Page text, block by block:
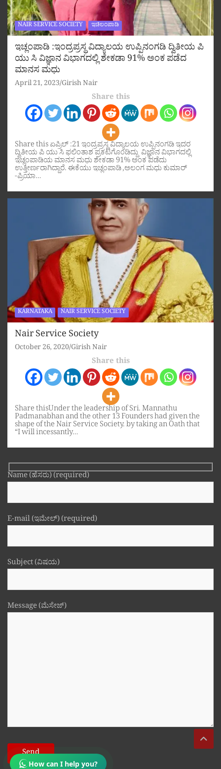
NAIR SERVICE SOCIETY ಇಚಿಲಂಪಾಡಿ
ಇಚ್ಲಂಪಾಡಿ :ಇಂದ್ರಪ್ರಸ್ಥ ವಿದ್ಯಾಲಯ ಉಪ್ಪಿನಂಗಡಿ ದ್ವಿತೀಯ ಪಿ
ಯು ಸಿ ವಿಜ್ಞಾನ ವಿಭಾಗದಲ್ಲಿ ಶೇಕಡಾ 91% ಅಂಕ ಪಡೆದ
ಮಾನಸ ಮಧು
April 21, 2023 Girish Nair
Share this
Share this ಏಪ್ರಿಲ್ :21 ಇಂದ್ರಪ್ರಸ್ಥ ವಿದ್ಯಾಲಯ ಉಪ್ಪಿನಂಗಡಿ ಇದರ
ದ್ವಿತೀಯ ಪಿ ಯು ಸಿ ಫಲಿಂತಾಶ ಪ್ರಕಟಗೊಂಡಿದ್ದು ವಿಜ್ಞಾನ ವಿಭಾಗದಲ್ಲಿ
ಇಚ್ಲಂಪಾಡಿಯ ಮಾನಸ ಮಧು ಶೇಕಡಾ 91% ಅಂಕ ಪಡೆದು
ಉತ್ತೀರ್ಣರಾಗಿದ್ದಾರೆ. ಈಕೆಯು ಇಚ್ಲಂಪಾಡಿ ,ಅಲಂಗ ಮಧು ಕುಮಾರ್
-ಪ್ರಿಯಾ…
KARNATAKA NAIR SERVICE SOCIETY
Nair Service Society
October 26, 2020 Girish Nair
Share this
Share thisUnder the leadership of Sri. Mannathu
Padmanabhan and the other 13 Founders had given the
shape of the Nair Service Society. by taking an Oath that
“I will incessantly…
Name (ಹೆಸರು) (required)
E-mail (ಇಮೇಲ್) (required)
Subject (ವಿಷಯ)
Message (ಮೆಸೇಜ್)
How can I help you?